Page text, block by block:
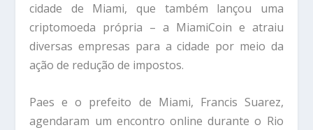
cidade de Miami, que também lançou uma
criptomoeda própria – a MiamiCoin e atraiu
diversas empresas para a cidade por meio da
ação de redução de impostos.
Paes e o prefeito de Miami, Francis Suarez,
agendaram um encontro online durante o Rio